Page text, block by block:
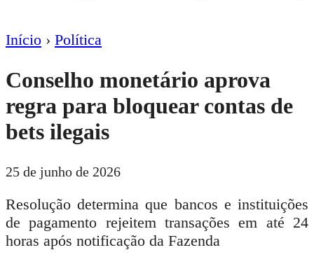
Início › Política
Conselho monetário aprova
regra para bloquear contas de
bets ilegais
25 de junho de 2026
Resolução determina que bancos e instituições
de pagamento rejeitem transações em até 24
horas após notificação da Fazenda